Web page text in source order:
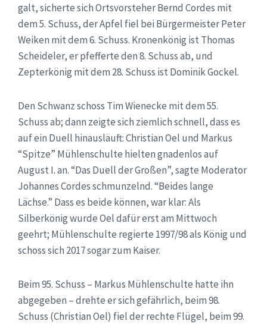
galt, sicherte sich Ortsvorsteher Bernd Cordes mit
dem 5. Schuss, der Apfel fiel bei Bürgermeister Peter
Weiken mit dem 6. Schuss. Kronenkönig ist Thomas
Scheideler, er pfefferte den 8. Schuss ab, und
Zepterkönig mit dem 28. Schuss ist Dominik Gockel.
Den Schwanz schoss Tim Wienecke mit dem 55.
Schuss ab; dann zeigte sich ziemlich schnell, dass es
auf ein Duell hinausläuft: Christian Oel und Markus
“Spitze” Mühlenschulte hielten gnadenlos auf
August I. an. “Das Duell der Großen”, sagte Moderator
Johannes Cordes schmunzelnd. “Beides lange
Lächse.” Dass es beide können, war klar: Als
Silberkönig wurde Oel dafür erst am Mittwoch
geehrt; Mühlenschulte regierte 1997/98 als König und
schoss sich 2017 sogar zum Kaiser.
Beim 95. Schuss – Markus Mühlenschulte hatte ihn
abgegeben – drehte er sich gefährlich, beim 98.
Schuss (Christian Oel) fiel der rechte Flügel, beim 99.